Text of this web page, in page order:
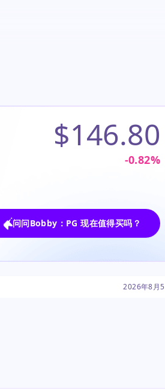
$146.80
-0.82%
问问Bobby：PG 现在值得买吗？
2026年8月